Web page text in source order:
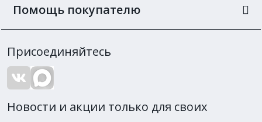
Помощь покупателю
Присоединяйтесь
Новости и акции только для своих